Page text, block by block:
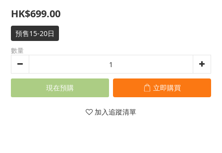
HK$699.00
預售15-20日
數量
現在預購 立即購買
加入追蹤清單